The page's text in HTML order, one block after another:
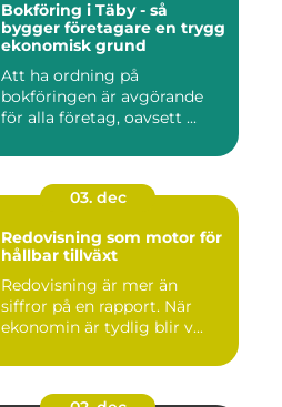
Bokföring i Täby - så
bygger företagare en trygg
ekonomisk grund
Att ha ordning på
bokföringen är avgörande
för alla företag, oavsett ...
03. dec
Redovisning som motor för
hållbar tillväxt
Redovisning är mer än
siffror på en rapport. När
ekonomin är tydlig blir v...